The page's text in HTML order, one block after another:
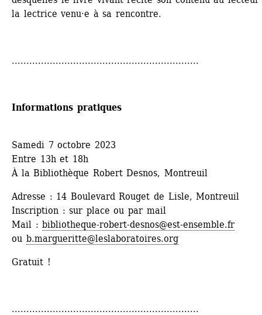
la lectrice venu·e à sa rencontre.
................................................................
Informations pratiques
Samedi 7 octobre 2023
Entre 13h et 18h
À la Bibliothèque Robert Desnos, Montreuil
Adresse : 14 Boulevard Rouget de Lisle, Montreuil
Inscription : sur place ou par mail
Mail : bibliotheque-robert-desnos@est-ensemble.fr
ou b.margueritte@leslaboratoires.org
Gratuit !
................................................................